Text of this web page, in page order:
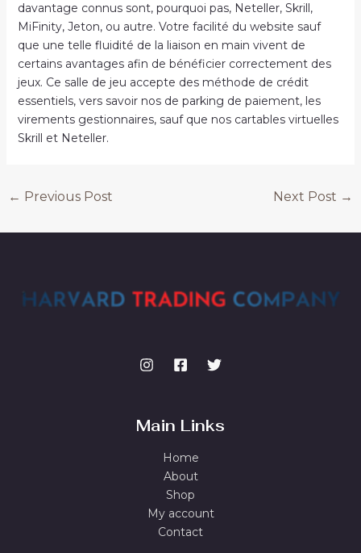
davantage connus sont, pourquoi pas, Neteller, Skrill,
MiFinity, Jeton, ou autre. Votre facilité du website sauf
que une telle fluidité de la liaison en main vivent de
certains avantages afin de bénéficier correctement des
jeux. Ce salle de jeu accepte des méthode de crédit
essentiels, vers savoir nos de parking de paiement, les
virements gestionnaires, sauf que nos cartables virtuelles
Skrill et Neteller.
← Previous Post Next Post →
Main Links
Home
About
Shop
My account
Contact